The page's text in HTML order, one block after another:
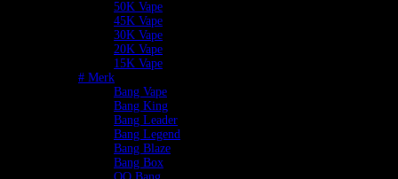
50K Vape
45K Vape
30K Vape
20K Vape
15K Vape
# Merk
Bang Vape
Bang King
Bang Leader
Bang Legend
Bang Blaze
Bang Box